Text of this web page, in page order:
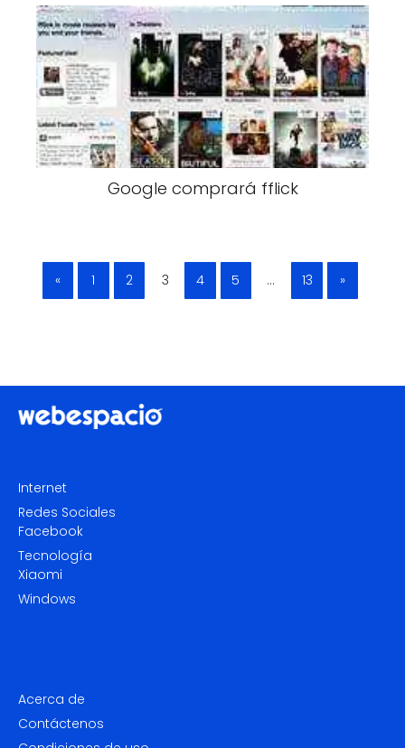
Google comprará fflick
« 1 2 3 4 5 … 13 »
Internet
Redes Sociales
Facebook
Tecnología
Xiaomi
Windows
Acerca de
Contáctenos